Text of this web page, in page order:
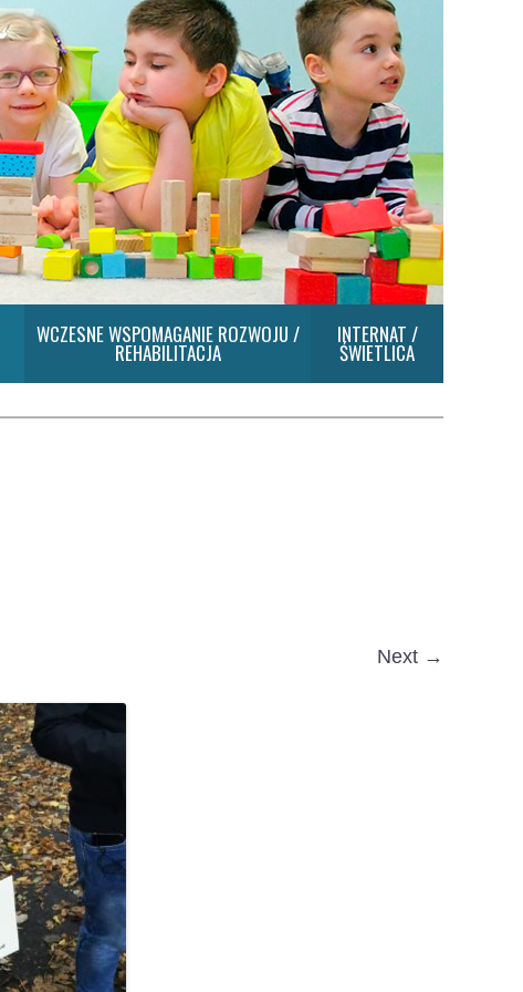
WCZESNE WSPOMAGANIE ROZWOJU /
REHABILITACJA
INTERNAT /
ŚWIETLICA
Next →